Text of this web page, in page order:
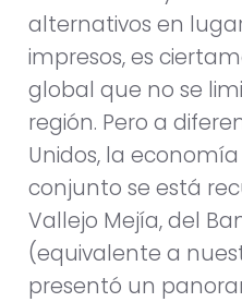
alternativos en
impresos, es
global que no se
región. Pero a
Unidos, la
conjunto se está
Vallejo Mejía, del
(equivalente a
presentó un